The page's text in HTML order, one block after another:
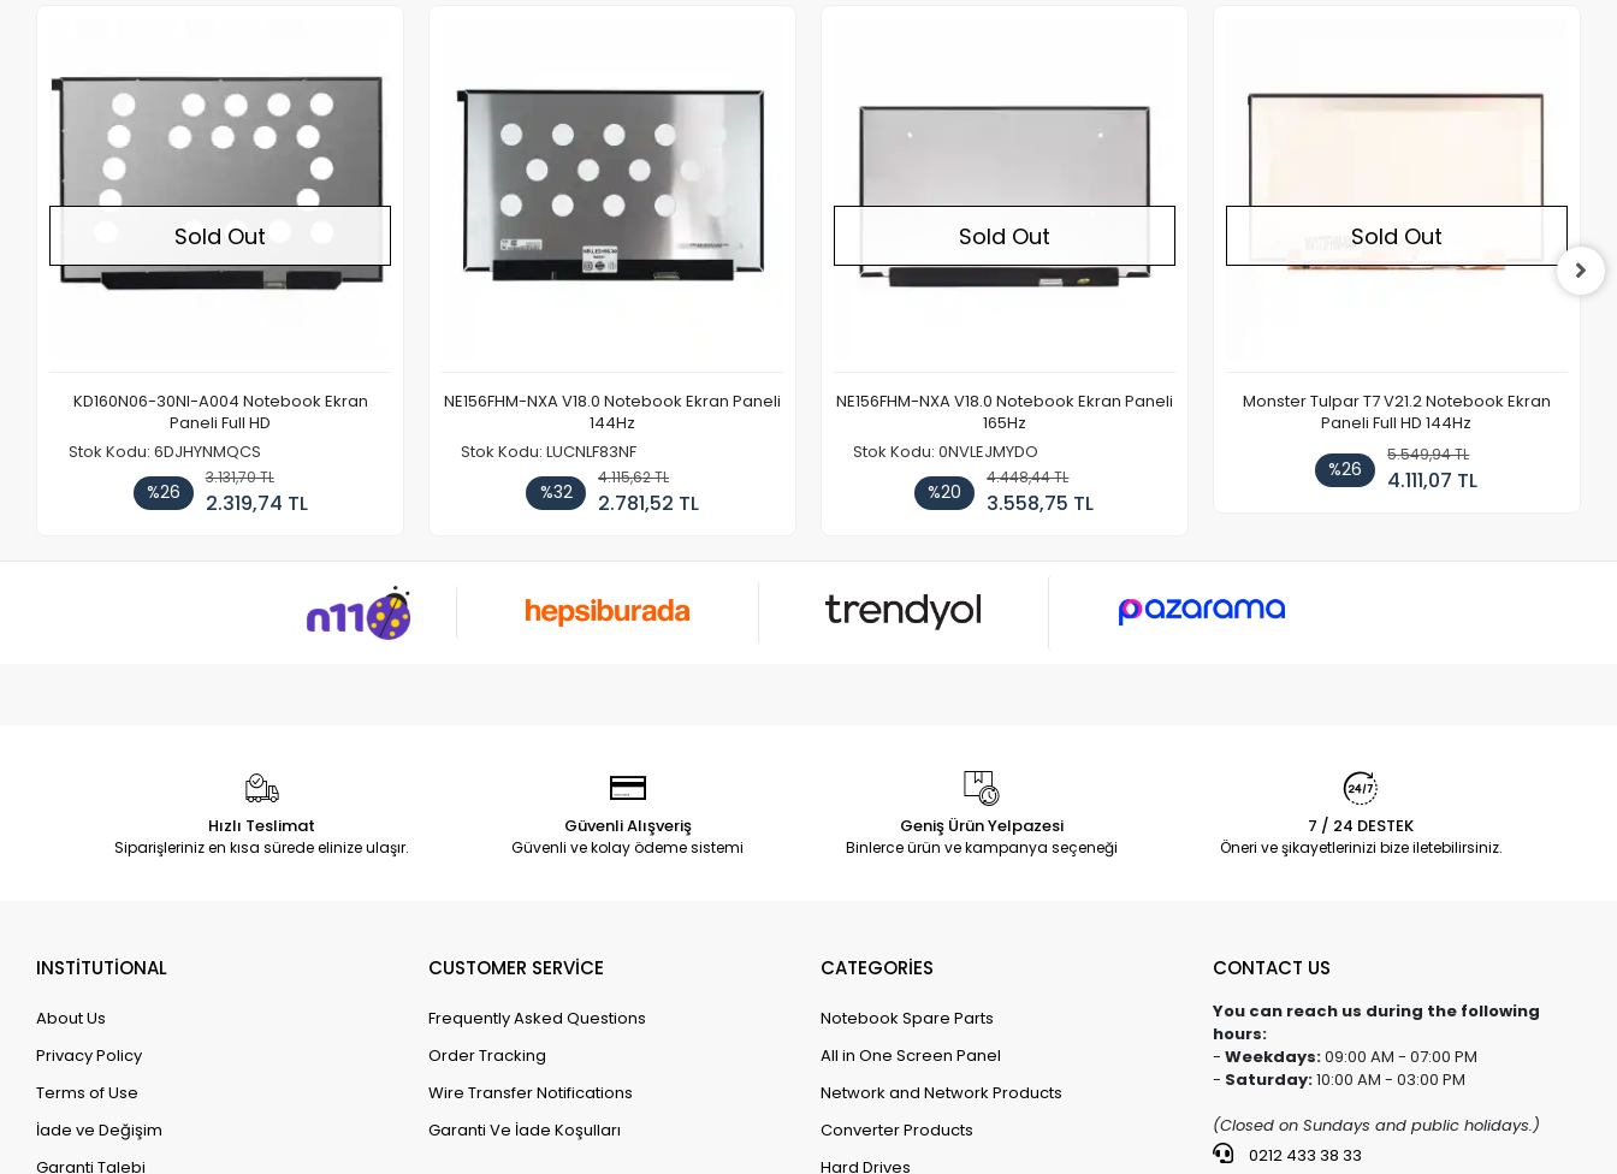
Sold Out
KD160N06-30NI-A004 Notebook Ekran
Paneli Full HD
Stok Kodu: 6DJHYNMQCS
%26
3.131,70 TL
2.319,74 TL
NE156FHM-NXA V18.0 Notebook Ekran Paneli
144Hz
Stok Kodu: LUCNLF83NF
%32
4.115,62 TL
2.781,52 TL
Sold Out
NE156FHM-NXA V18.0 Notebook Ekran Paneli
165Hz
Stok Kodu: 0NVLEJMYDO
%20
4.448,44 TL
3.558,75 TL
Sold Out
Monster Tulpar T7 V21.2 Notebook Ekran
Paneli Full HD 144Hz
%26
5.549,94 TL
4.111,07 TL
Hızlı Teslimat
Siparişleriniz en kısa sürede elinize ulaşır.
Güvenli Alışveriş
Güvenli ve kolay ödeme sistemi
Geniş Ürün Yelpazesi
Binlerce ürün ve kampanya seçeneği
7 / 24 DESTEK
Öneri ve şikayetlerinizi bize iletebilirsiniz.
INSTİTUTİONAL
About Us
Privacy Policy
Terms of Use
İade ve Değişim
Garanti Talebi
CUSTOMER SERVİCE
Frequently Asked Questions
Order Tracking
Wire Transfer Notifications
Garanti Ve İade Koşulları
CATEGORİES
Notebook Spare Parts
All in One Screen Panel
Network and Network Products
Converter Products
Hard Drives
CONTACT US
You can reach us during the following
hours:
- Weekdays:09:00 AM - 07:00 PM
- Saturday:10:00 AM - 03:00 PM
(Closed on Sundays and public holidays.)
0212 433 38 33